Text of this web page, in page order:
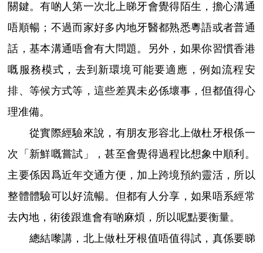
關鍵。有啲人第一次北上睇牙會覺得陌生，擔心溝通
唔順暢；不過而家好多內地牙醫都熟悉粵語或者普通
話，基本溝通唔會有大問題。另外，如果你習慣香港
嘅服務模式，去到新環境可能要適應，例如流程安
排、等候方式等，這些差異未必係壞事，但都值得心
理准備。
從實際經驗來說，有朋友形容北上做杜牙根係一
次「新鮮嘅嘗試」，甚至會覺得過程比想象中順利。
主要係因爲近年交通方便，加上跨境預約靈活，所以
整體體驗可以好流暢。但都有人分享，如果唔系經常
去內地，術後跟進會有啲麻煩，所以呢點要衡量。
總結嚟講，北上做杜牙根值唔值得試，真係要睇